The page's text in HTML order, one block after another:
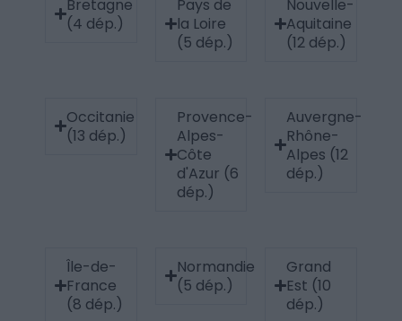
Bretagne
(4 dép.)
Pays de
la Loire
(5 dép.)
Nouvelle-
Aquitaine
(12 dép.)
Occitanie
(13 dép.)
Provence-
Alpes-
Côte
d'Azur (6
dép.)
Auvergne-
Rhône-
Alpes (12
dép.)
Île-de-
France
(8 dép.)
Normandie
(5 dép.)
Grand
Est (10
dép.)